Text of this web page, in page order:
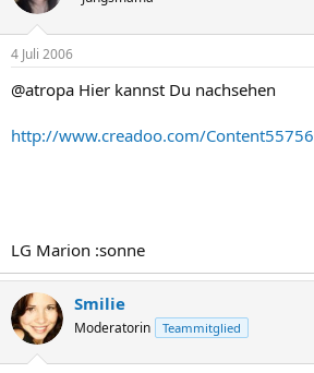
4 Juli 2006
@atropa Hier kannst Du nachsehen
http://www.creadoo.com/Content55756
LG Marion :sonne
Smilie
Moderatorin Teammitglied